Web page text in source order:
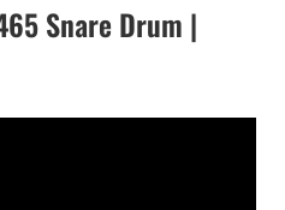
Snare Drum |